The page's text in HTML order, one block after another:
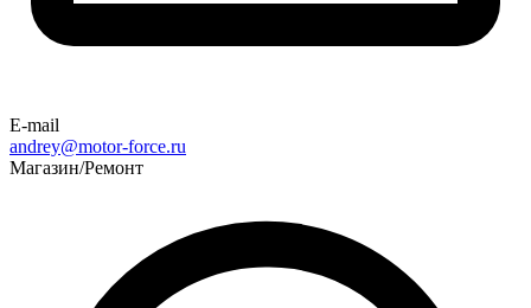
E-mail
andrey@motor-force.ru
Магазин/Ремонт